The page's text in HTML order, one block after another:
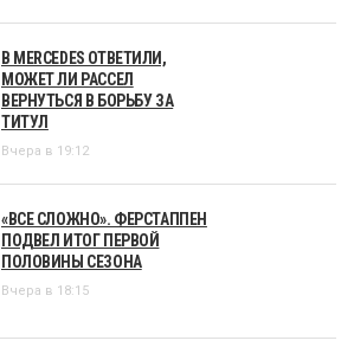
В MERCEDES ОТВЕТИЛИ,
МОЖЕТ ЛИ РАССЕЛ
ВЕРНУТЬСЯ В БОРЬБУ ЗА
ТИТУЛ
Вчера в 19:12
«ВСЕ СЛОЖНО». ФЕРСТАППЕН
ПОДВЕЛ ИТОГ ПЕРВОЙ
ПОЛОВИНЫ СЕЗОНА
Вчера в 18:15